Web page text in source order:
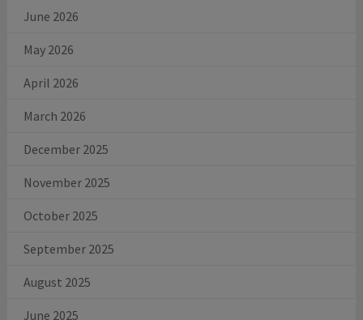
June 2026
May 2026
April 2026
March 2026
December 2025
November 2025
October 2025
September 2025
August 2025
June 2025